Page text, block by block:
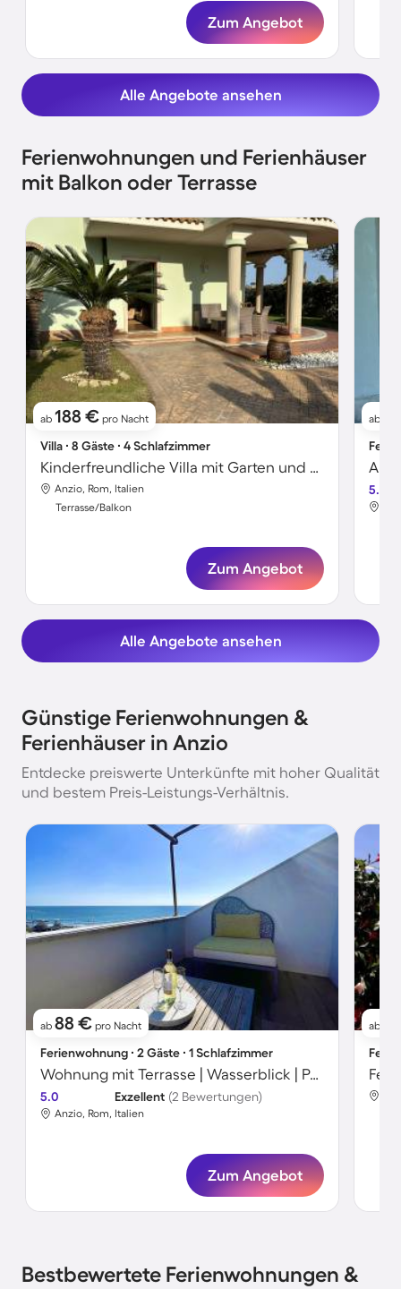
Zum Angebot
Alle Angebote ansehen
Ferienwohnungen und Ferienhäuser
mit Balkon oder Terrasse
ab 188 € pro Nacht
Villa ∙ 8 Gäste ∙ 4 Schlafzimmer
Kinderfreundliche Villa mit Garten und Grill
Anzio, Rom, Italien
Terrasse/Balkon
Zum Angebot
ab
5.0
Alle Angebote ansehen
Günstige Ferienwohnungen &
Ferienhäuser in Anzio
Entdecke preiswerte Unterkünfte mit hoher Qualität
und bestem Preis-Leistungs-Verhältnis.
ab 88 € pro Nacht
Ferienwohnung ∙ 2 Gäste ∙ 1 Schlafzimmer
Wohnung mit Terrasse | Wasserblick | Perfekt für die Arbeit von Zuhause
5.0 Exzellent (2 Bewertungen)
Anzio, Rom, Italien
Zum Angebot
ab
Bestbewertete Ferienwohnungen &